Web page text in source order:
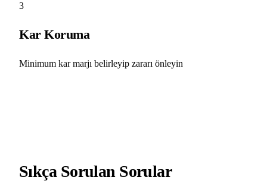
3
Kar Koruma
Minimum kar marjı belirleyip zararı önleyin
Sıkça Sorulan Sorular